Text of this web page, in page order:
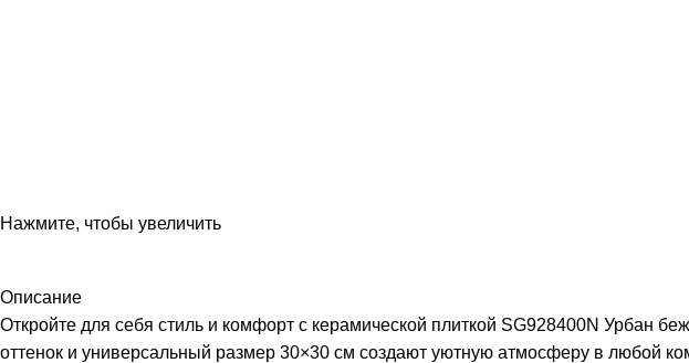
Нажмите, чтобы увеличить
Описание
Откройте для себя стиль и комфорт с керамической плиткой SG928400N
оттенок и универсальный размер 30×30 см создают уютную атмосферу в любой